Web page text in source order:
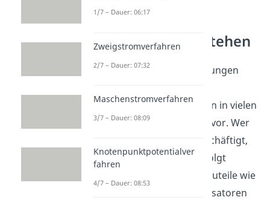
Stromkreise verstehen
Reihen- und Parallelschaltungen
Stromkreisen und kommen in vielen
Geräten und Schaltungen vor. Wer
sich mit Stromkreisen beschäftigt,
zeichnet Schaltpläne, verfolgt
Stromwege und ordnet Bauteile wie
Widerstände oder Kondensatoren
1/7 – Dauer: 06:17
Zweigstromverfahren
2/7 – Dauer: 07:32
Maschenstromverfahren
3/7 – Dauer: 08:09
Knotenpunktpotentialver
fahren
4/7 – Dauer: 08:53